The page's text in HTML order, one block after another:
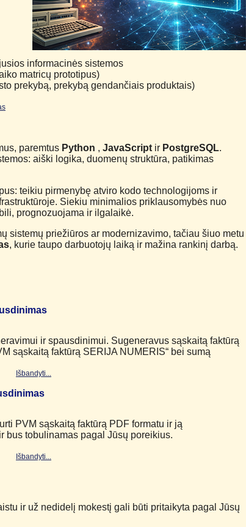
informacinės sistemos
matricų prototipus)
prekybą, prekybą gendančiais produktais)
paremtus Python , JavaScript ir PostgreSQL.
aiški logika, duomenų struktūra, patikimas
teikiu pirmenybę atviro kodo technologijoms ir
Siekiu minimalios priklausomybės nuo
prognozuojama ir ilgalaikė.
sistemų priežiūros ar modernizavimo, tačiau šiuo metu
, kurie taupo darbuotojų laiką ir mažina rankinį darbą.
ir spausdinimui. Sugeneravus sąskaitą faktūrą
sąskaitą faktūrą SERIJA NUMERIS“ bei sumą
Išbandyti...
PVM sąskaitą faktūrą PDF formatu ir ją
bus tobulinamas pagal Jūsų poreikius.
Išbandyti...
ir už nedidelį mokestį gali būti pritaikyta pagal Jūsų